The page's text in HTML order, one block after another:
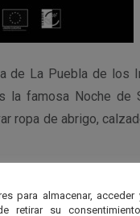
de La Puebla de los
famosa Noche de
ropa de abrigo,
para almacenar,
retirar su